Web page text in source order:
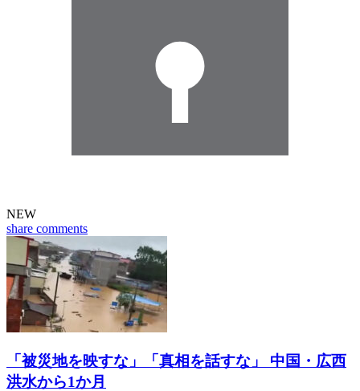
NEW
share comments
「被災地を映すな」「真相を話すな」 中国・広西
洪水から1か月